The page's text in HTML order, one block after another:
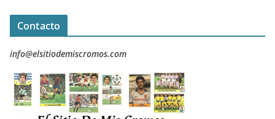
Contacto
info@elsitiodemiscromos.com